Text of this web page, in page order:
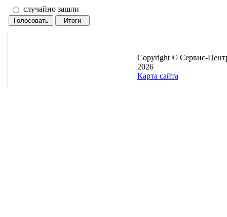
случайно зашли
Copyright © Сервис-
2026
Карта сайта